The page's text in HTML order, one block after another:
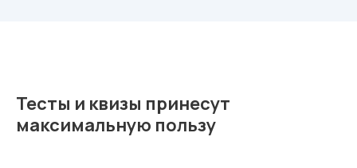
Тесты и квизы принесут
максимальную пользу